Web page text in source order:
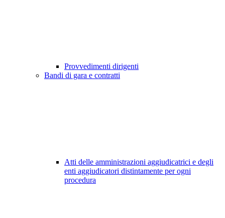
Provvedimenti dirigenti
Bandi di gara e contratti
Atti delle amministrazioni aggiudicatrici e degli
enti aggiudicatori distintamente per ogni
procedura